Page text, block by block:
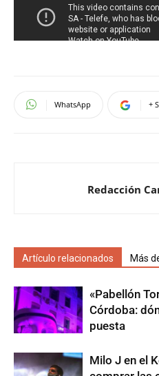
WhatsApp +
Redacción
Artículo relacionados Más
«Pabellón
Córdoba:
puesta
Milo J en el